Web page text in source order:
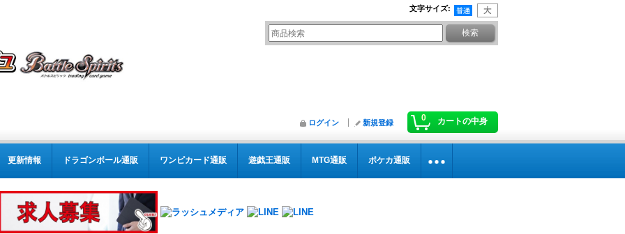
文字サイズ:
0 カートの中身
ログイン 新規登録
更新情報 ドラゴンボール通販 ワンピカード通販 遊戯王通販 MTG通販 ポケカ通販